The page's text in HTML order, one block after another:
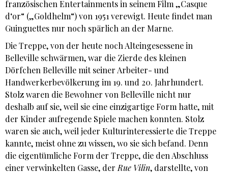
französischen Entertainments in seinem Film „Casque
d‘or“ („Goldhelm“) von 1951 verewigt. Heute findet man
Guinguettes nur noch spärlich an der Marne.
Die Treppe, von der heute noch Alteingesessene in
Belleville schwärmen, war die Zierde des kleinen
Dörfchen Belleville mit seiner Arbeiter- und
Handwerkerbevölkerung im 19. und 20. Jahrhundert.
Stolz waren die Bewohner von Belleville nicht nur
deshalb auf sie, weil sie eine einzigartige Form hatte, mit
der Kinder aufregende Spiele machen konnten. Stolz
waren sie auch, weil jeder Kulturinteressierte die Treppe
kannte, meist ohne zu wissen, wo sie sich befand. Denn
die eigentümliche Form der Treppe, die den Abschluss
einer verwinkelten Gasse, derRue Vilin, darstellte, von